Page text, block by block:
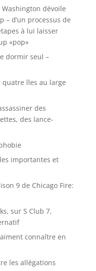
dévoile
– d’un processus de
à lui laisser
«pop»
dormir seul –
quatre îles au large
des
des lance-
importantes et
9 de Chicago Fire:
sur S Club 7,
connaître en
les allégations